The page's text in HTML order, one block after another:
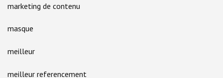
marketing de contenu
masque
meilleur
meilleur referencement